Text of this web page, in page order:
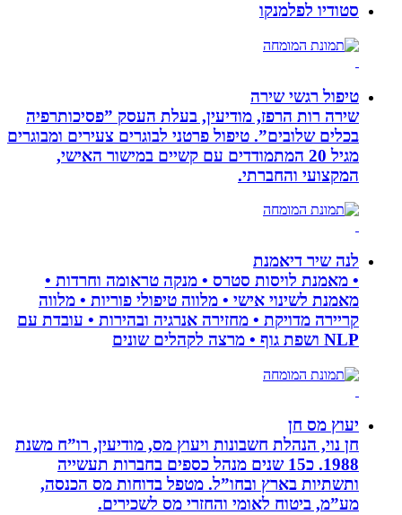
סטודיו לפלמנקו
טיפול רגשי שירה
שירה רות הרפז, מודיעין, בעלת העסק ”פסיכותרפיה
בכלים שלובים”. טיפול פרטני לבוגרים צעירים ומבוגרים
מגיל 20 המתמודדים עם קשיים במישור האישי,
המקצועי והחברתי.
לנה שיר דיאמנת
• מאמנת לויסות סטרס • מנקה טראומה וחרדות •
מאמנת לשינוי אישי • מלווה טיפולי פוריות • מלווה
קריירה מדויקת • מחזירה אנרגיה ובהירות • עובדת עם
NLP ושפת גוף • מרצה לקהלים שונים
יעוץ מס חן
חן נוי, הנהלת חשבונות ויעוץ מס, מודיעין, רו”ח משנת
1988. כ15 שנים מנהל כספים בחברות תעשייה
ותשתיות בארץ ובחו”ל. מטפל בדוחות מס הכנסה,
מע”מ, ביטוח לאומי והחזרי מס לשכירים.